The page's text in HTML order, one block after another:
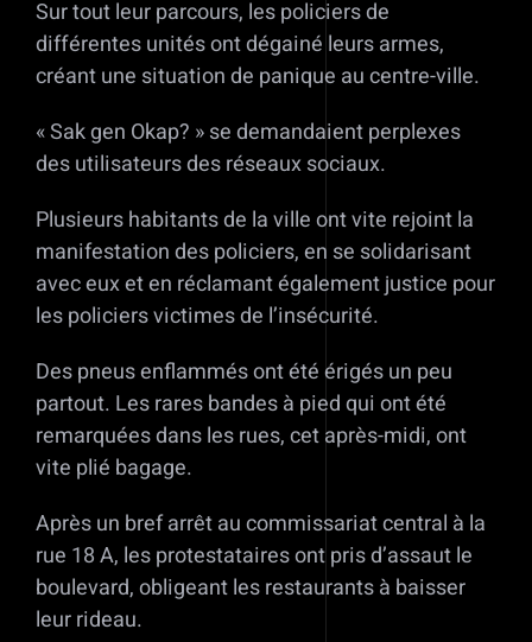
Sur tout leur parcours, les policiers de
différentes unités ont dégainé leurs armes,
créant une situation de panique au centre-ville.
« Sak gen Okap? » se demandaient perplexes
des utilisateurs des réseaux sociaux.
Plusieurs habitants de la ville ont vite rejoint la
manifestation des policiers, en se solidarisant
avec eux et en réclamant également justice pour
les policiers victimes de l’insécurité.
Des pneus enflammés ont été érigés un peu
partout. Les rares bandes à pied qui ont été
remarquées dans les rues, cet après-midi, ont
vite plié bagage.
Après un bref arrêt au commissariat central à la
rue 18 A, les protestataires ont pris d’assaut le
boulevard, obligeant les restaurants à baisser
leur rideau.